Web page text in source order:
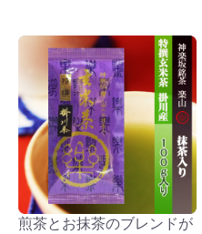
煎茶とお抹茶のブレンドが